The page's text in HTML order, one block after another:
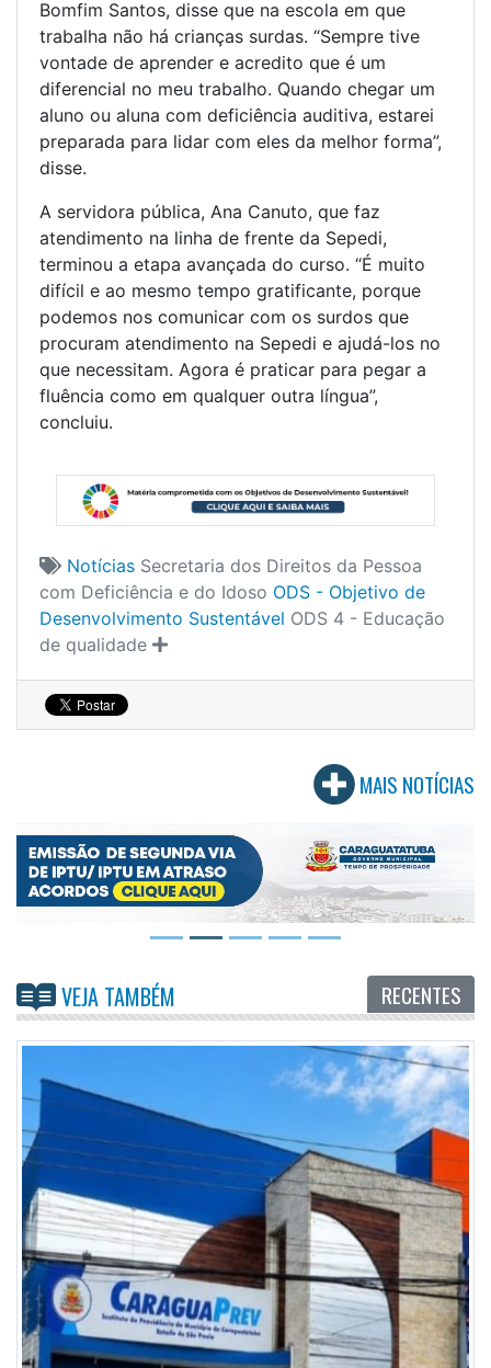
Bomfim Santos, disse que na escola em que
trabalha não há crianças surdas. “Sempre tive
vontade de aprender e acredito que é um
diferencial no meu trabalho. Quando chegar um
aluno ou aluna com deficiência auditiva, estarei
preparada para lidar com eles da melhor forma”,
disse.
A servidora pública, Ana Canuto, que faz
atendimento na linha de frente da Sepedi,
terminou a etapa avançada do curso. “É muito
difícil e ao mesmo tempo gratificante, porque
podemos nos comunicar com os surdos que
procuram atendimento na Sepedi e ajudá-los no
que necessitam. Agora é praticar para pegar a
fluência como em qualquer outra língua”,
concluiu.
Notícias Secretaria dos Direitos da Pessoa
com Deficiência e do Idoso ODS - Objetivo de
Desenvolvimento Sustentável ODS 4 - Educação
de qualidade
MAIS NOTÍCIAS
VEJA TAMBÉM RECENTES